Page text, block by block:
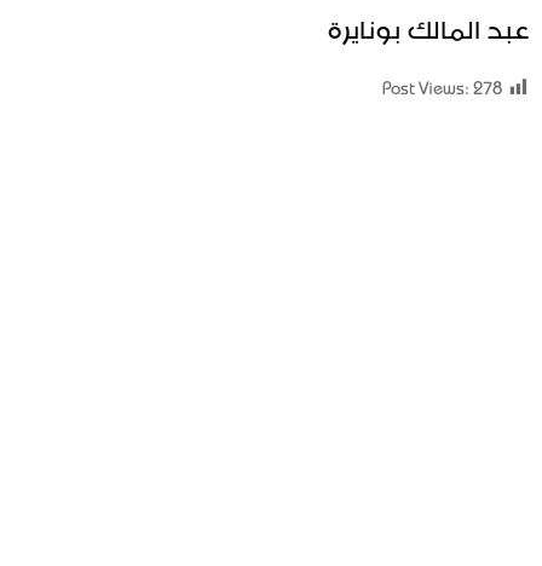
عبد المالك بونايرة
Post Views:278